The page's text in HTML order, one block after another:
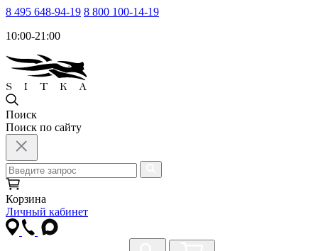
8 495 648-94-19 8 800 100-14-19
10:00-21:00
Поиск
Поиск по сайту
Корзина
Личный кабинет